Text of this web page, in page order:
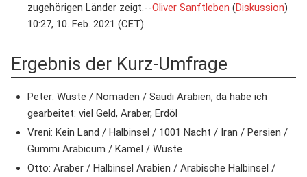
zugehörigen Länder zeigt.--Oliver Sanftleben (Diskussion)
10:27, 10. Feb. 2021 (CET)
Ergebnis der Kurz-Umfrage
Peter: Wüste / Nomaden / Saudi Arabien, da habe ich
gearbeitet: viel Geld, Araber, Erdöl
Vreni: Kein Land / Halbinsel / 1001 Nacht / Iran / Persien /
Gummi Arabicum / Kamel / Wüste
Otto: Araber / Halbinsel Arabien / Arabische Halbinsel /